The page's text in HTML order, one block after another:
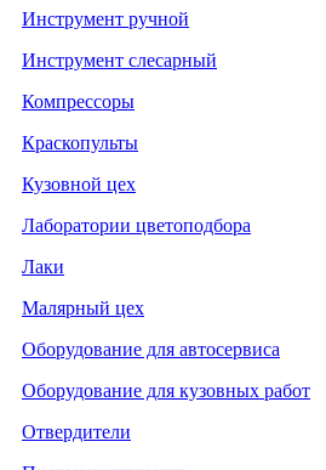
Инструмент ручной
Инструмент слесарный
Компрессоры
Краскопульты
Кузовной цех
Лаборатории цветоподбора
Лаки
Малярный цех
Оборудование для автосервиса
Оборудование для кузовных работ
Отвердители